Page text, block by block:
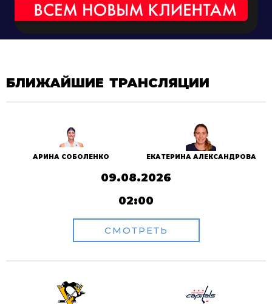
БЛИЖАЙШИЕ ТРАНСЛЯЦИИ
АРИНА СОБОЛЕНКО ЕКАТЕРИНА АЛЕКСАНДРОВА
09.08.2026
02:00
СМОТРЕТЬ